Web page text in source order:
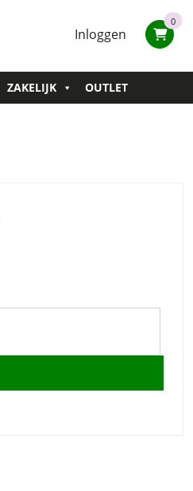
Inloggen
0
ZAKELIJK OUTLET